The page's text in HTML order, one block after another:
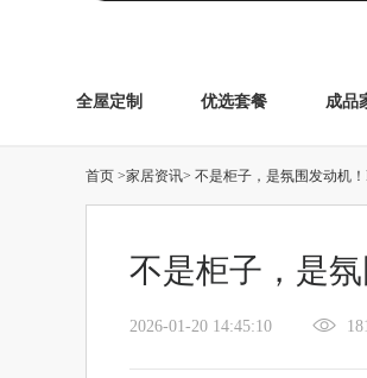
全屋定制 优选套餐 成品
首页 >家居资讯> 不是柜子，是氛围发动机
不是柜子，是
2026-01-20 14:45:10